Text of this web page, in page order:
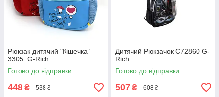
Рюкзак дитячий "Кішечка"
3305. G-Rich
Готово до відправки
448 ₴ 538 ₴
Дитячий Рюкзачок C72860 G-
Rich
Готово до відправки
507 ₴ 608 ₴